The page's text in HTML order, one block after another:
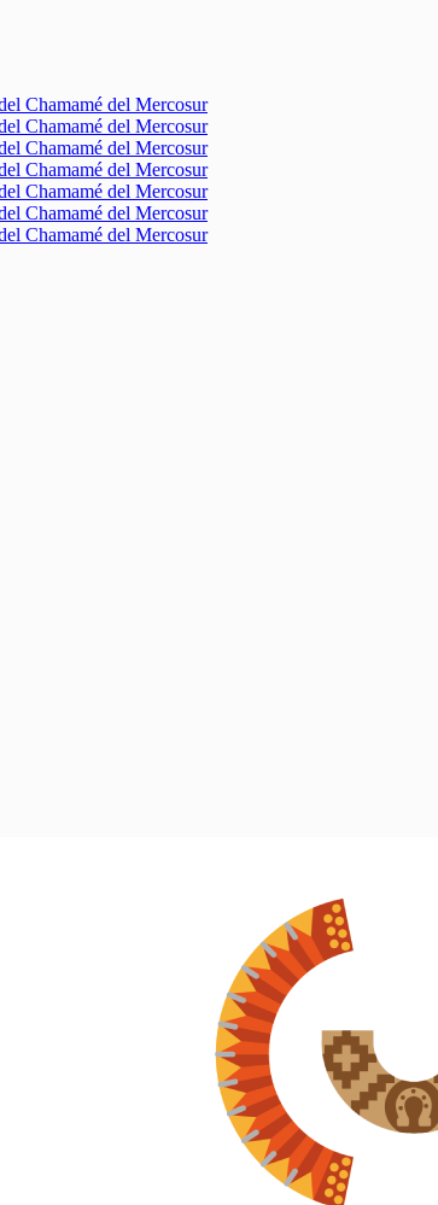
Chamamé del Mercosur
Chamamé del Mercosur
Chamamé del Mercosur
Chamamé del Mercosur
Chamamé del Mercosur
Chamamé del Mercosur
Chamamé del Mercosur